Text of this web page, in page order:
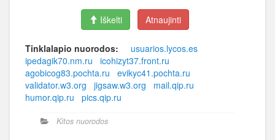
Iškelti Atnaujinti
Tinklalapio nuorodos:
usuarios.lycos.es
ipedagik70.nm.ru
icohizyt37.front.ru
agobicog83.pochta.ru
evikyc41.pochta.ru
validator.w3.org
jigsaw.w3.org
mail.qip.ru
humor.qip.ru
pics.qip.ru
Kitos nuorodos